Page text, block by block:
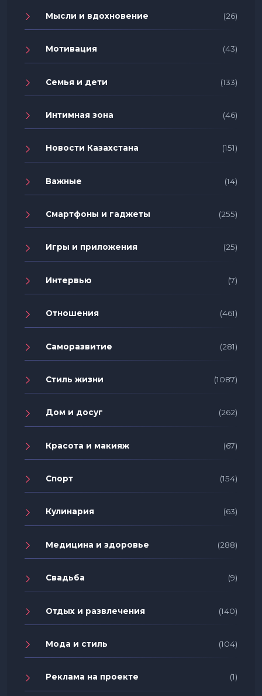
Мысли и вдохновение (26)
Мотивация (43)
Семья и дети (133)
Интимная зона (46)
Новости Казахстана (151)
Важные (14)
Смартфоны и гаджеты (255)
Игры и приложения (25)
Интервью (7)
Отношения (461)
Саморазвитие (281)
Стиль жизни (1087)
Дом и досуг (262)
Красота и макияж (67)
Спорт (154)
Кулинария (63)
Медицина и здоровье (288)
Свадьба (9)
Отдых и развлечения (140)
Мода и стиль (104)
Реклама на проекте (1)